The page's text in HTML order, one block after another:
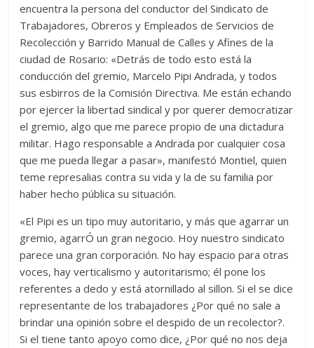
encuentra la persona del conductor del Sindicato de
Trabajadores, Obreros y Empleados de Servicios de
Recolección y Barrido Manual de Calles y Afines de la
ciudad de Rosario: «Detrás de todo esto está la
conducción del gremio, Marcelo Pipi Andrada, y todos
sus esbirros de la Comisión Directiva. Me están echando
por ejercer la libertad sindical y por querer democratizar
el gremio, algo que me parece propio de una dictadura
militar. Hago responsable a Andrada por cualquier cosa
que me pueda llegar a pasar», manifestó Montiel, quien
teme represalias contra su vida y la de su familia por
haber hecho pública su situación.
«El Pipi es un tipo muy autoritario, y más que agarrar un
gremio, agarrÓ un gran negocio. Hoy nuestro sindicato
parece una gran corporación. No hay espacio para otras
voces, hay verticalismo y autoritarismo; él pone los
referentes a dedo y está atornillado al sillon. Si el se dice
representante de los trabajadores ¿Por qué no sale a
brindar una opinión sobre el despido de un recolector?.
Si el tiene tanto apoyo como dice, ¿Por qué no nos deja